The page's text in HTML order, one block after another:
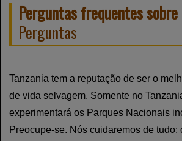
Perguntas frequentes
Perguntas
Tanzania tem a reputação de ser o
de vida selvagem. Somente no
experimentará os Parques Nacionais
Preocupe-se. Nós cuidaremos de